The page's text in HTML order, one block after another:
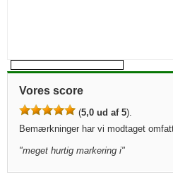
Vores score
(5,0 ud af 5).
Bemærkninger har vi modtaget
"meget hurtig markering i"